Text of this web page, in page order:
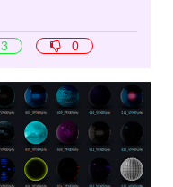
3 0